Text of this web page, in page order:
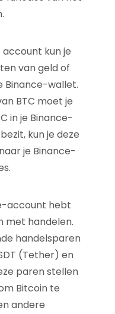
kun je
van geld of
Binance-wallet.
BTC moet je
in je Binance-
kun je deze
je Binance-
account hebt
met handelen.
handelsparen
(Tether) en
paren stellen
Bitcoin te
andere